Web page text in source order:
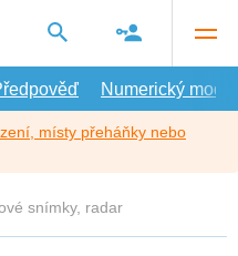
Numerický model
místy přeháňky nebo
snímky, radar